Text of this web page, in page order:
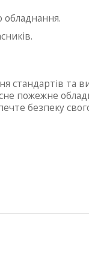
обладнання.
стандартів та
пожежне
безпеку